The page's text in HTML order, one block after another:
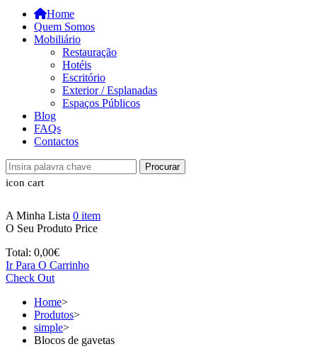
Home
Quem Somos
Mobiliário
Restauração
Hotéis
Escritório
Exterior / Esplanadas
Espaços Públicos
Blog
FAQs
Contactos
Procurar
icon cart
A Minha Lista 0 item
O Seu Produto Price
Total: 0,00€
Ir Para O Carrinho
Check Out
Home>
Produtos>
simple>
Blocos de gavetas